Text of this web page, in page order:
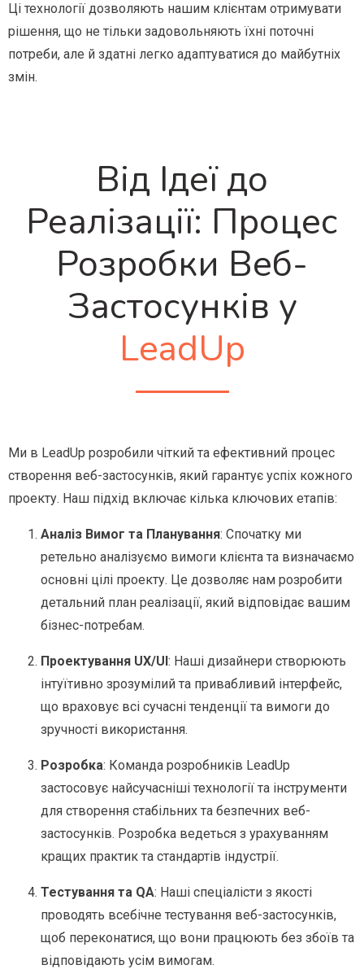
Ці технології дозволяють нашим клієнтам отримувати
рішення, що не тільки задовольняють їхні поточні
потреби, але й здатні легко адаптуватися до майбутніх
змін.
Від Ідеї до
Реалізації: Процес
Розробки Веб-
Застосунків у
LeadUp
Ми в LeadUp розробили чіткий та ефективний процес
створення веб-застосунків, який гарантує успіх кожного
проекту. Наш підхід включає кілька ключових етапів:
Аналіз Вимог та Планування: Спочатку ми
ретельно аналізуємо вимоги клієнта та визначаємо
основні цілі проекту. Це дозволяє нам розробити
детальний план реалізації, який відповідає вашим
бізнес-потребам.
Проектування UX/UI: Наші дизайнери створюють
інтуїтивно зрозумілий та привабливий інтерфейс,
що враховує всі сучасні тенденції та вимоги до
зручності використання.
Розробка: Команда розробників LeadUp
застосовує найсучасніші технології та інструменти
для створення стабільних та безпечних веб-
застосунків. Розробка ведеться з урахуванням
кращих практик та стандартів індустрії.
Тестування та QA: Наші спеціалісти з якості
проводять всебічне тестування веб-застосунків,
щоб переконатися, що вони працюють без збоїв та
відповідають усім вимогам.